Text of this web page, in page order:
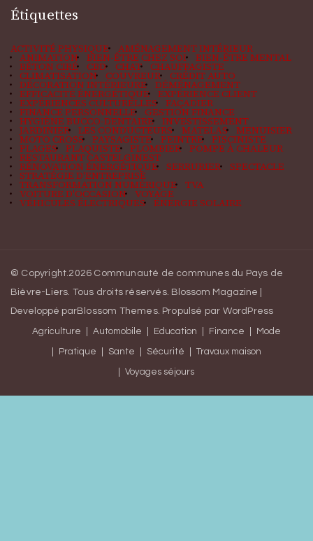
Étiquettes
ACTIVITÉ PHYSIQUE AMÉNAGEMENT INTÉRIEUR
ANIMATION BIEN-ÊTRE CHEZ SOI BIEN-ÊTRE MENTAL
BÉTON CIRÉ CBD CHAT CHAUFFAGISTE
CLIMATISATION COUVREUR CRÉDIT AUTO
DÉCORATION INTÉRIEURE DÉMÉNAGEMENT
EFFICACITÉ ÉNERGÉTIQUE EXPÉRIENCE CLIENT
EXPÉRIENCES CULTURELLES FAÇADIER
FINANCE PERSONNELLE GESTION FINANCE
HYGIÈNE BUCCO-DENTAIRE INVESTISSEMENT
JARDINIER LES CONDUCTEURS MATELAS MENUISIER
MOTO CROSS PAYSAGISTE PEINTRE PISCINISTE
PLAGES PLAQUISTE PLOMBIER POMPE À CHALEUR
RESTAURANT CASTELGINEST
RÉNOVATION ÉNERGÉTIQUE SERRURIER SPECTACLE
STRATÉGIE D'ENTREPRISE
TRANSFORMATION NUMÉRIQUE TVA
VOITURE D'OCCASION VOYAGE
VÉHICULES ÉLECTRIQUES ÉNERGIE SOLAIRE
© Copyright.2026 Communauté de communes du Pays de
Bièvre-Liers . Tous droits réservés. Blossom Magazine |
Developpé parBlossom Themes. Propulsé par WordPress
Agriculture Automobile Education Finance Mode
Pratique Sante Sécurité Travaux maison
Voyages séjours